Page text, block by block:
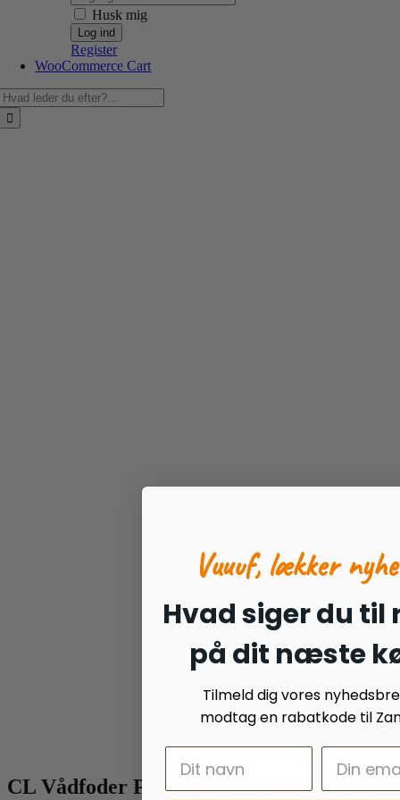
Husk mig
Register
WooCommerce Cart
CL Vådfoder Paté i pose – Kalkun & and
Vuuuf, lækker
Hvad siger du til
på dit næste
Tilmeld dig vores
modtag en rabatkode til